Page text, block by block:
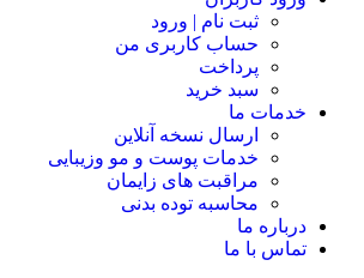
ثبت نام | ورود
حساب کاربری من
پرداخت
سبد خرید
خدمات ما
ارسال نسخه آنلاین
خدمات پوست و مو وزیبایی
مراقبت های زایمان
محاسبه توده بدنی
درباره ما
تماس با ما